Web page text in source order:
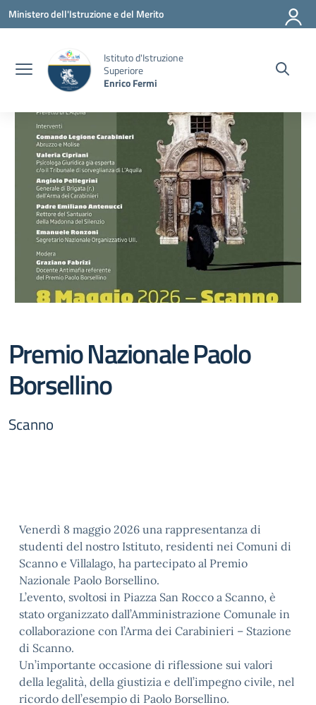
Vai ai contenuti
Vai al menu di navigazione
Vai al footer
Ministero dell'Istruzione e del Merito
Istituto d'Istruzione
Superiore
Enrico Fermi
Premio Nazionale Paolo
Borsellino
Scanno
Venerdì 8 maggio 2026 una rappresentanza di
studenti del nostro Istituto, residenti nei Comuni di
Scanno e Villalago, ha partecipato al Premio
Nazionale Paolo Borsellino.
L’evento, svoltosi in Piazza San Rocco a Scanno, è
stato organizzato dall’Amministrazione Comunale in
collaborazione con l’Arma dei Carabinieri – Stazione
di Scanno.
Un’importante occasione di riflessione sui valori
della legalità, della giustizia e dell’impegno civile, nel
ricordo dell’esempio di Paolo Borsellino.